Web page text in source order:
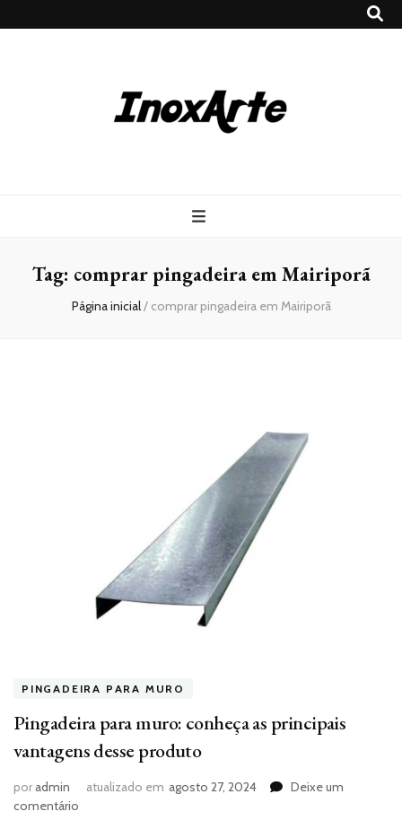
Tag: comprar pingadeira em Mairiporã
Página inicial/ comprar pingadeira em Mairiporã
PINGADEIRA PARA MURO
Pingadeira para muro: conheça as principais
vantagens desse produto
poradmin atualizado em agosto 27, 2024
Deixe um
comentário